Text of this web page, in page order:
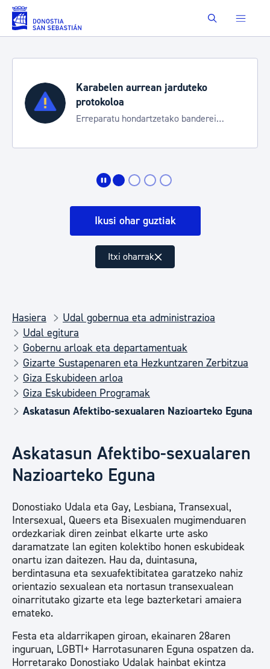
Eduki nagusira joan Buscar
Karabelen aurrean jarduteko
protokoloa
Erreparatu hondartzetako banderei
Ikusi ohar guztiak
Itxi oharrak
Hasiera
Udal gobernua eta administrazioa
Udal egitura
Gobernu arloak eta departamentuak
Gizarte Sustapenaren eta Hezkuntzaren Zerbitzua
Giza Eskubideen arloa
Giza Eskubideen Programak
Askatasun Afektibo-sexualaren Nazioarteko Eguna
Askatasun Afektibo-sexualaren
Nazioarteko Eguna
Donostiako Udala eta Gay, Lesbiana, Transexual,
Intersexual, Queers eta Bisexualen mugimenduaren
ordezkariak diren zeinbat elkarte urte asko
daramatzate lan egiten kolektibo honen eskubideak
onartu izan daitezen. Hau da, duintasuna,
berdintasuna eta sexuafektibitatea garatzeko nahiz
orientazio sexualean eta nortasun transexualean
oinarritutako gizarte eta lege bazterketari amaiera
emateko.
Festa eta aldarrikapen giroan, ekainaren 28aren
inguruan, LGBTI+ Harrotasunaren Eguna ospatzen da.
Horretarako Donostiako Udalak hainbat ekintza